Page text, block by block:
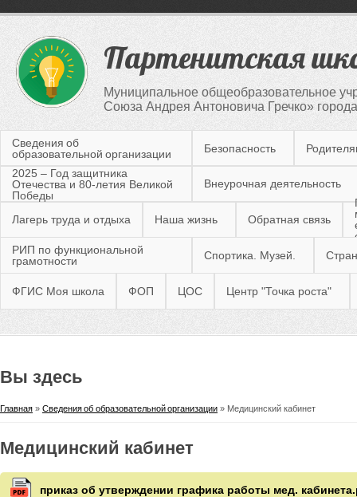
Партенитская
Муниципальное общеобразовательное
Союза Андрея Антоновича Гречко»
Сведения об
образовательной организации
Безопасность
2025 – Год защитника
Отечества и 80-летия Великой
Победы
Внеурочная деятельность
Лагерь труда и отдыха Наша жизнь Обратная связь
РИП по функциональной
грамотности
Спортика. Музей.
ФГИС Моя школа ФОП ЦОС Центр "Точка роста"
Вы здесь
Главная » Сведения об образовательной организации » Медицинский кабинет
Медицинский кабинет
приказ об утверждении графика работы мед.